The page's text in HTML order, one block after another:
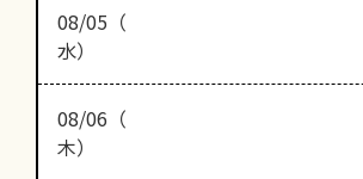
08/05（
水）
08/06（
木）